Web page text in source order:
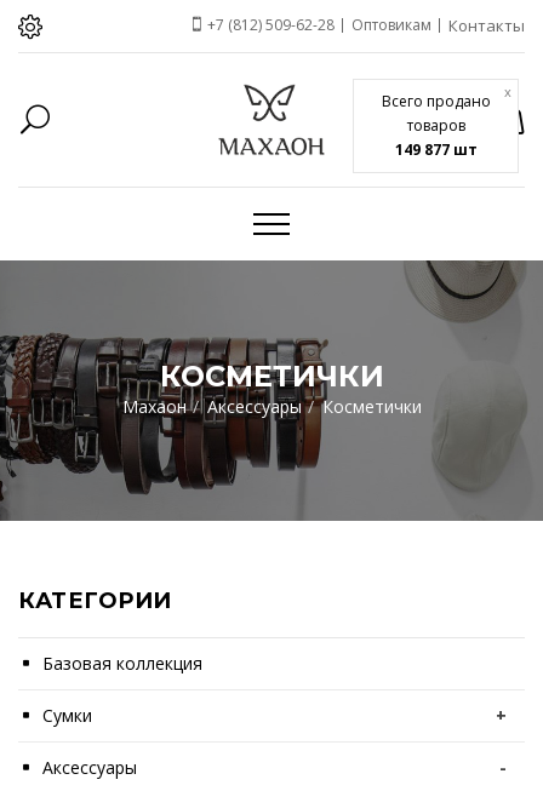
Всего продано
товаров
149 877 шт
x
+7 (812) 509-62-28 Оптовикам Контакты
КОСМЕТИЧКИ
Махаон Аксессуары Косметички
КАТЕГОРИИ
Базовая коллекция
Сумки +
Аксессуары -